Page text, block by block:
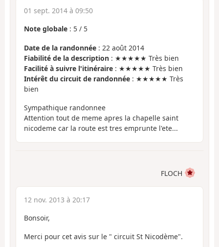
01 sept. 2014 à 09:50
Note globale : 5 / 5
Date de la randonnée : 22 août 2014
Fiabilité de la description : ★★★★★ Très bien
Facilité à suivre l'itinéraire : ★★★★★ Très bien
Intérêt du circuit de randonnée : ★★★★★ Très
bien
Sympathique randonnee
Attention tout de meme apres la chapelle saint
nicodeme car la route est tres emprunte l'ete...
FLOCH
12 nov. 2013 à 20:17
Bonsoir,
Merci pour cet avis sur le " circuit St Nicodème".